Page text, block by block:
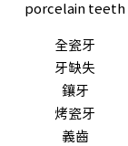
porcelain teeth
全瓷牙
牙缺失
鑲牙
烤瓷牙
義齒